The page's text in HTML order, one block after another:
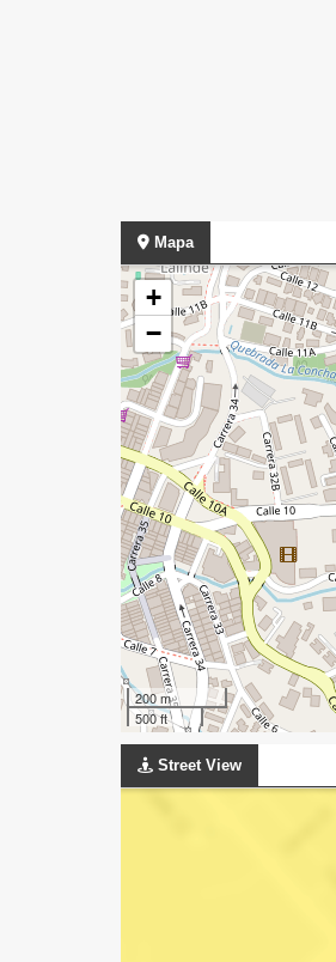
Mapa
+
−
200 m
500 ft
Street View